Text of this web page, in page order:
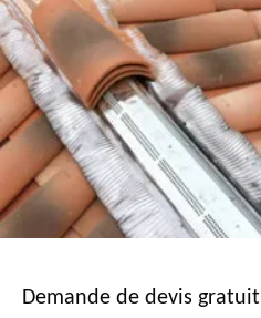
Demande de devis gratuit